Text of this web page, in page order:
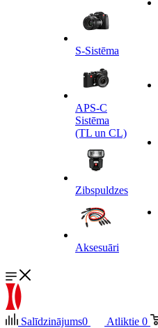
S-Sistēma
APS-C
Sistēma
(TL un CL)
Zibspuldzes
Aksesuāri
Salīdzinājums0 Atliktie 0